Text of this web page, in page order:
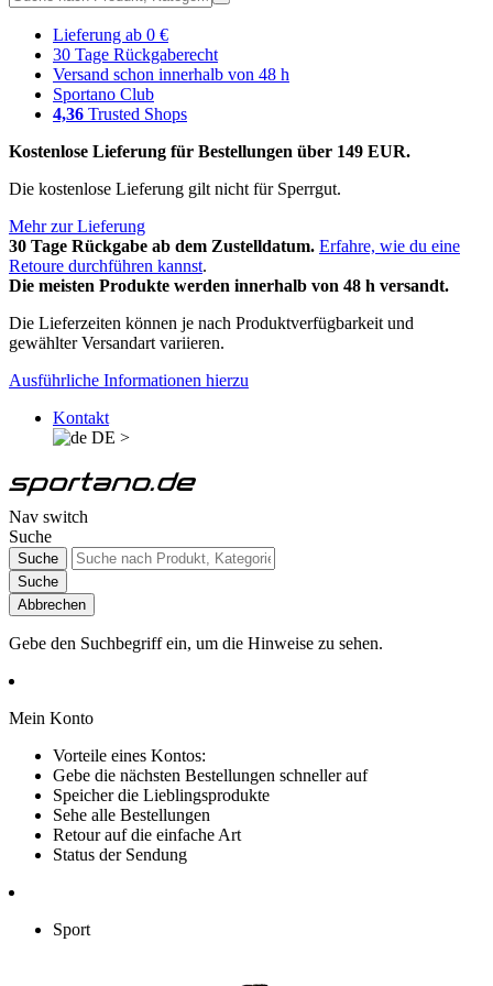
Lieferung ab 0 €
30 Tage Rückgaberecht
Versand schon innerhalb von 48 h
Sportano Club
4,36 Trusted Shops
Kostenlose Lieferung für Bestellungen über 149 EUR.
Die kostenlose Lieferung gilt nicht für Sperrgut.
Mehr zur Lieferung
30 Tage Rückgabe ab dem Zustelldatum. Erfahre, wie du eine
Retoure durchführen kannst.
Die meisten Produkte werden innerhalb von 48 h versandt.
Die Lieferzeiten können je nach Produktverfügbarkeit und
gewählter Versandart variieren.
Ausführliche Informationen hierzu
Kontakt
DE >
Nav switch
Suche
Suche
Suche
Abbrechen
Gebe den Suchbegriff ein, um die Hinweise zu sehen.
Mein Konto
Vorteile eines Kontos:
Gebe die nächsten Bestellungen schneller auf
Speicher die Lieblingsprodukte
Sehe alle Bestellungen
Retour auf die einfache Art
Status der Sendung
Sport